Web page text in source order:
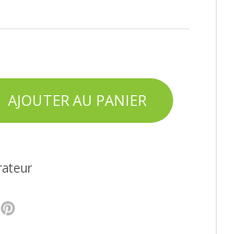
AJOUTER AU PANIER